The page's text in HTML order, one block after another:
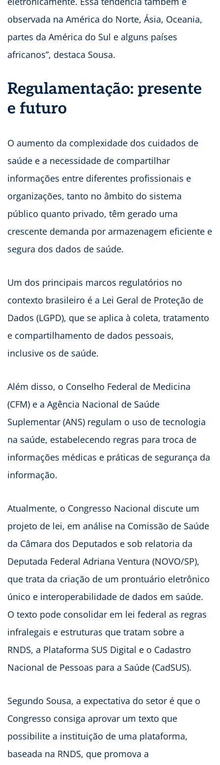
observada na América do Norte, Ásia, Oceania,
partes da América do Sul e alguns países
africanos”, destaca Sousa.
Regulamentação: presente
e futuro
O aumento da complexidade dos cuidados de
saúde e a necessidade de compartilhar
informações entre diferentes profissionais e
organizações, tanto no âmbito do sistema
público quanto privado, têm gerado uma
crescente demanda por armazenagem eficiente e
segura dos dados de saúde.
Um dos principais marcos regulatórios no
contexto brasileiro é a Lei Geral de Proteção de
Dados (LGPD), que se aplica à coleta, tratamento
e compartilhamento de dados pessoais,
inclusive os de saúde.
Além disso, o Conselho Federal de Medicina
(CFM) e a Agência Nacional de Saúde
Suplementar (ANS) regulam o uso de tecnologia
na saúde, estabelecendo regras para troca de
informações médicas e práticas de segurança da
informação.
Atualmente, o Congresso Nacional discute um
projeto de lei, em análise na Comissão de Saúde
da Câmara dos Deputados e sob relatoria da
Deputada Federal Adriana Ventura (NOVO/SP),
que trata da criação de um prontuário eletrônico
único e interoperabilidade de dados em saúde.
O texto pode consolidar em lei federal as regras
infralegais e estruturas que tratam sobre a
RNDS, a Plataforma SUS Digital e o Cadastro
Nacional de Pessoas para a Saúde (CadSUS).
Segundo Sousa, a expectativa do setor é que o
Congresso consiga aprovar um texto que
possibilite a instituição de uma plataforma,
baseada na RNDS, que promova a